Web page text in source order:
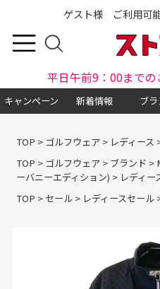
ゲスト様 ご利用可
平日午前9：00まで
キャンペーン 新着情報 ブ
TOP > ゴルフウェア > レディース
TOP > ゴルフウェア > ブランド >
ーバニーエディション) > レディー
TOP > セール> レディースセール